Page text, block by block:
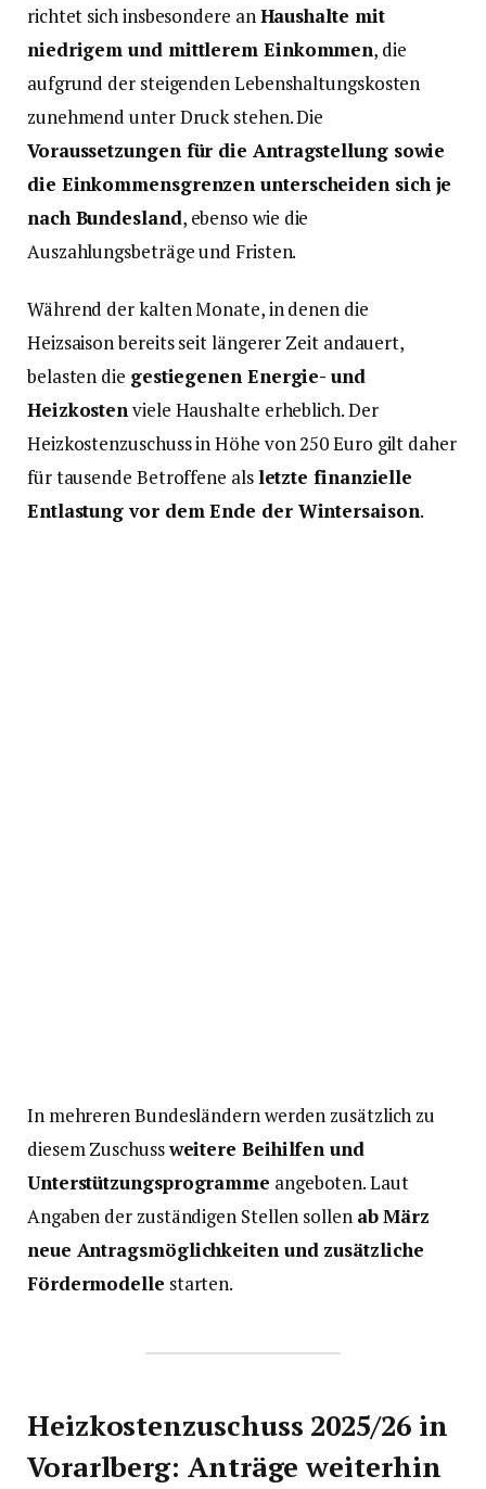
richtet sich insbesondere anHaushalte mit
niedrigem und mittlerem Einkommen, die
aufgrund der steigenden Lebenshaltungskosten
zunehmend unter Druck stehen. Die
Voraussetzungen für die Antragstellung sowie
die Einkommensgrenzen unterscheiden sich je
nach Bundesland, ebenso wie die
Auszahlungsbeträge und Fristen.
Während der kalten Monate, in denen die
Heizsaison bereits seit längerer Zeit andauert,
belasten die gestiegenen Energie- und
Heizkostenviele Haushalte erheblich. Der
Heizkostenzuschuss in Höhe von 250 Euro gilt daher
für tausende Betroffene alsletzte finanzielle
Entlastung vor dem Ende der Wintersaison.
In mehreren Bundesländern werden zusätzlich zu
diesem Zuschussweitere Beihilfen und
Unterstützungsprogramme angeboten. Laut
Angaben der zuständigen Stellen sollen ab März
neue Antragsmöglichkeiten und zusätzliche
Fördermodelle starten.
Heizkostenzuschuss 2025/26 in
Vorarlberg: Anträge weiterhin